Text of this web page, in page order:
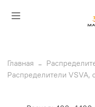
Главная
Распределители